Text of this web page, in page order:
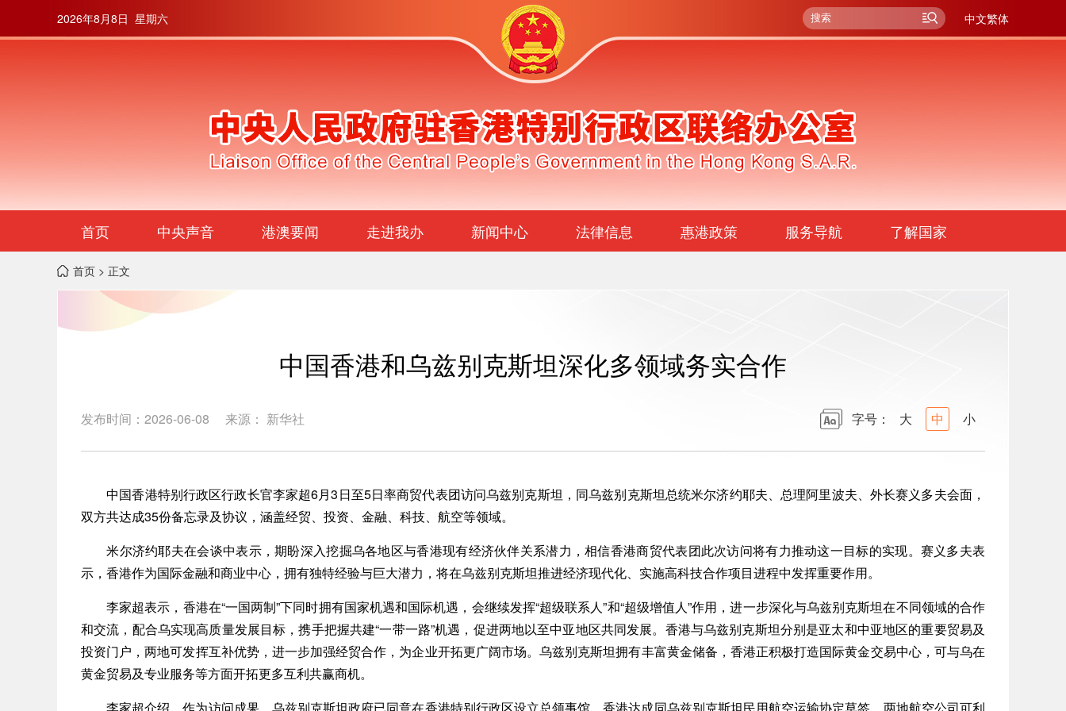
2026年8月8日 星期六 中文繁体
首页 中央声音 港澳要闻 走进我办 新闻中心 法律信息 惠港政策 服务导航 了解国家
首页 > 正文
中国香港和乌兹别克斯坦深化多领域务实合作
发布时间：2026-06-08 来源： 新华社 字号： 大 中 小
中国香港特别行政区行政长官李家超6月3日至5日率商贸代表团访问乌兹别克斯坦，同乌兹别克斯坦总统米尔济约耶夫、总理阿里波夫、外长赛义多夫会面，
双方共达成35份备忘录及协议，涵盖经贸、投资、金融、科技、航空等领域。
米尔济约耶夫在会谈中表示，期盼深入挖掘乌各地区与香港现有经济伙伴关系潜力，相信香港商贸代表团此次访问将有力推动这一目标的实现。赛义多夫表
示，香港作为国际金融和商业中心，拥有独特经验与巨大潜力，将在乌兹别克斯坦推进经济现代化、实施高科技合作项目进程中发挥重要作用。
李家超表示，香港在“一国两制”下同时拥有国家机遇和国际机遇，会继续发挥“超级联系人”和“超级增值人”作用，进一步深化与乌兹别克斯坦在不同领域的合作
和交流，配合乌实现高质量发展目标，携手把握共建“一带一路”机遇，促进两地以至中亚地区共同发展。香港与乌兹别克斯坦分别是亚太和中亚地区的重要贸易及
投资门户，两地可发挥互补优势，进一步加强经贸合作，为企业开拓更广阔市场。乌兹别克斯坦拥有丰富黄金储备，香港正积极打造国际黄金交易中心，可与乌在
黄金贸易及专业服务等方面开拓更多互利共赢商机。